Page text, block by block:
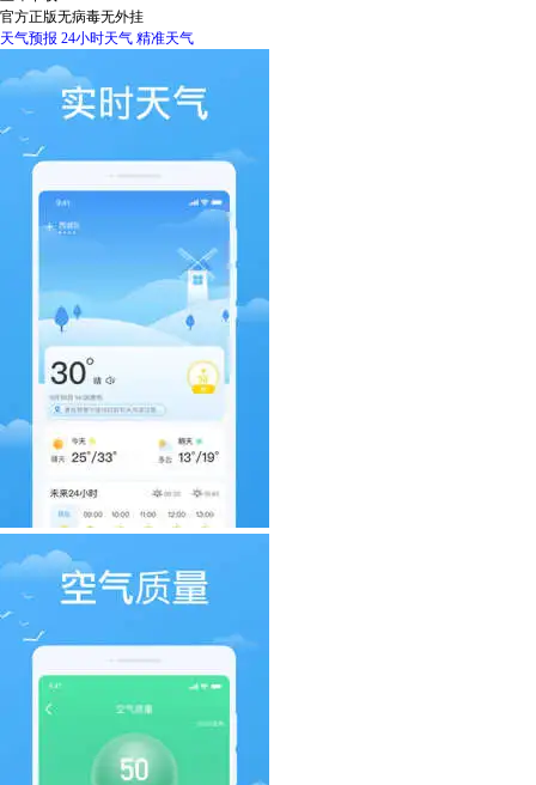
官方正版无病毒无外挂
天气预报 24小时天气 精准天气